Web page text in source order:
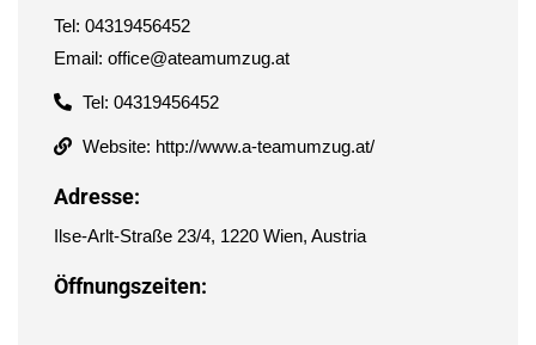
Tel: 04319456452
Email: office@ateamumzug.at
Tel: 04319456452
Website: http://www.a-teamumzug.at/
Adresse:
Ilse-Arlt-Straße 23/4, 1220 Wien, Austria
Öffnungszeiten: